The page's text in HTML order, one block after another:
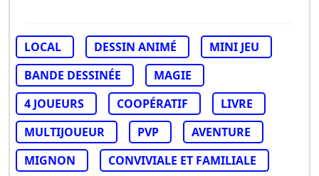
LOCAL DESSIN ANIMÉ
MINI JEU
BANDE DESSINÉE
MAGIE
4 JOUEURS
COOPÉRATIF
LIVRE
MULTIJOUEUR
PVP
AVENTURE
MIGNON
CONVIVIALE ET FAMILIALE